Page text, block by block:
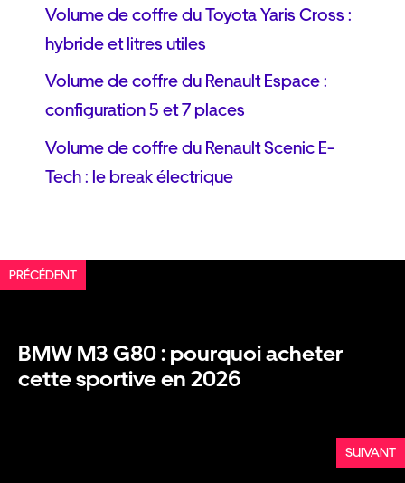
Volume de coffre du Toyota Yaris Cross :
hybride et litres utiles
Volume de coffre du Renault Espace :
configuration 5 et 7 places
Volume de coffre du Renault Scenic E-
Tech : le break électrique
PRÉCÉDENT
BMW M3 G80 : pourquoi acheter
cette sportive en 2026
SUIVANT